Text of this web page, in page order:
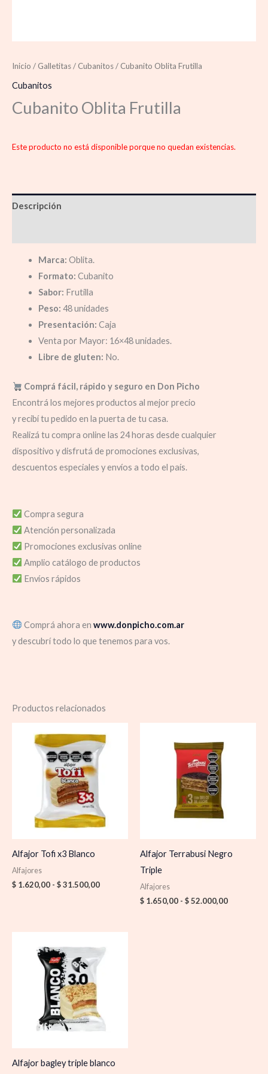
Inicio / Galletitas/ Cubanitos/ Cubanito Oblita Frutilla
Cubanitos
Cubanito Oblita Frutilla
Este producto no está disponible porque no quedan existencias.
Descripción
Marca: Oblita.
Formato: Cubanito
Sabor: Frutilla
Peso: 48 unidades
Presentación: Caja
Venta por Mayor: 16×48 unidades.
Libre de gluten: No.
Comprá fácil, rápido y seguro en Don Picho
Encontrá los mejores productos al mejor precio
y recibí tu pedido en la puerta de tu casa.
Realizá tu compra online las 24 horas desde cualquier
dispositivo y disfrutá de promociones exclusivas,
descuentos especiales y envíos a todo el país.
Compra segura
Atención personalizada
Promociones exclusivas online
Amplio catálogo de productos
Envíos rápidos
Comprá ahora en www.donpicho.com.ar
y descubrí todo lo que tenemos para vos.
Productos relacionados
Alfajor Tofi x3 Blanco
Alfajores
$ 1.620,00 - $31.500,00
de
precios:
desde
Alfajor Terrabusi Negro
Triple
Alfajores
$ 1.650,00 - $52.000,00
Alfajor bagley triple blanco
de
precios: